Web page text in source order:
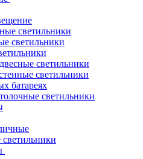
светильники
светильники
светильники
светильники
батареях
светильники